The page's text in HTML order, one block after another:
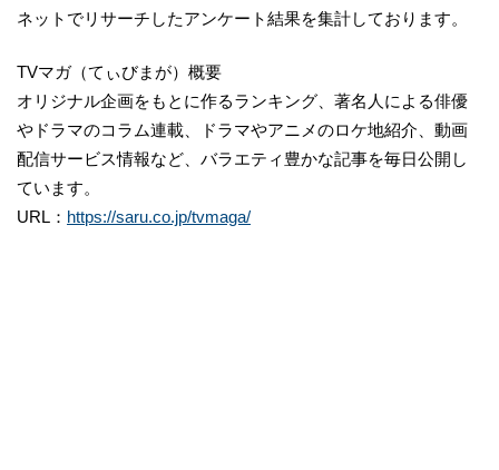
ネットでリサーチしたアンケート結果を集計しております。
TVマガ（てぃびまが）概要
オリジナル企画をもとに作るランキング、著名人による俳優
やドラマのコラム連載、ドラマやアニメのロケ地紹介、動画
配信サービス情報など、バラエティ豊かな記事を毎日公開し
ています。
URL： https://saru.co.jp/tvmaga/